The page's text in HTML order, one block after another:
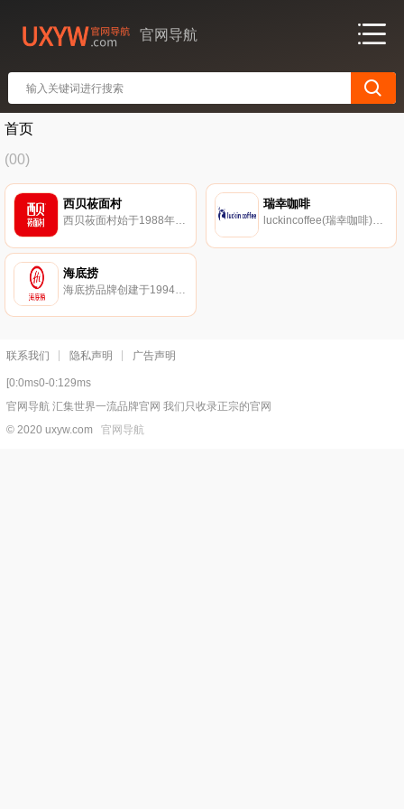
官网导航
首页
(00)
西贝莜面村
西贝莜面村始于1988年，西贝餐饮集团旗下的主品牌，主营中式休闲正餐，西北菜的杰出代表，以独特的西北民族民间饭菜深受欢迎。目前市场分布于北京、上海、广州、深圳、天津、石家庄、沈阳、西安、杭州、南京、大连、呼和浩特、包头、鄂尔多斯等全国各大城市。
瑞幸咖啡
luckincoffee(瑞幸咖啡)中国新零售咖啡典型代表，以优选的产品原料、精湛的咖啡工艺，创新的商业模式，专注于提供高性价比、高便利性的产品，努力为广大消费者带来更高品质的咖啡消费新体验，推动咖啡文化在中国的普及和发展。
海底捞
海底捞品牌创建于1994年，历经二十多年的发展，海底捞国际控股有限公司已经成长为国际知名的餐饮企业。截止2020年，海底捞在全球开设935家直营餐厅，其中868家位于的164个城市，67家位于中国香港、中国澳门、中国及海外，包括新加坡、韩国、日本、美国、加拿大、英国、越南、马来西亚、印度尼西亚及澳大利亚等地。
联系我们 隐私声明 广告声明
[0:0ms0-0:129ms
官网导航 汇集世界一流品牌官网 我们只收录正宗的官网
© 2020 uxyw.com 官网导航